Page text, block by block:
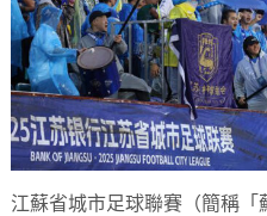
江蘇省城市足球聯賽（簡稱